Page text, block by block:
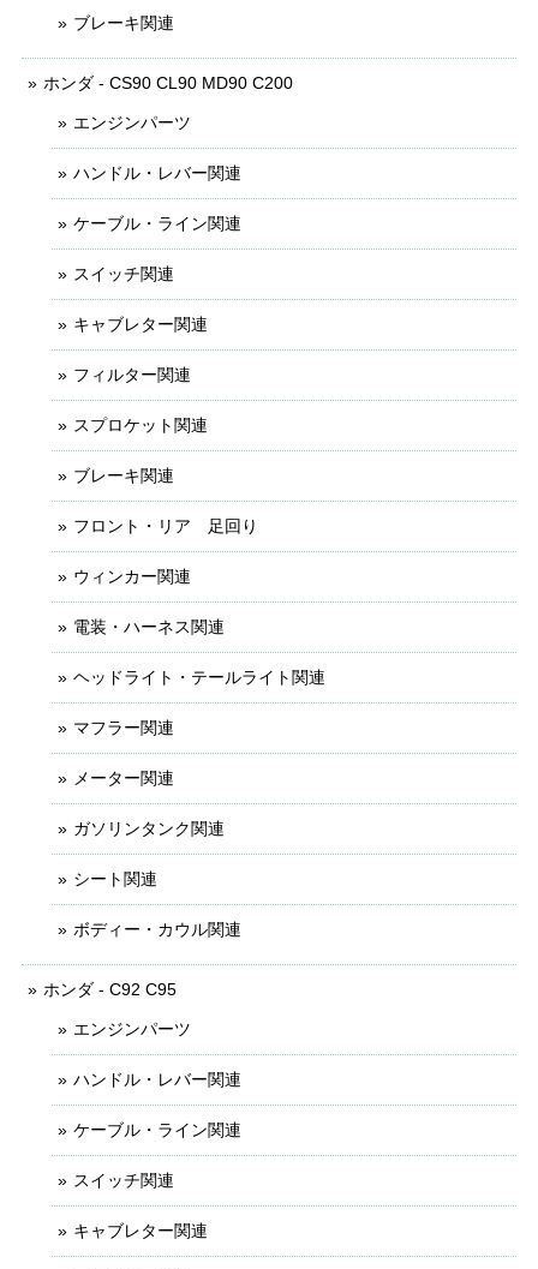
ブレーキ関連
ホンダ - CS90 CL90 MD90 C200
エンジンパーツ
ハンドル・レバー関連
ケーブル・ライン関連
スイッチ関連
キャブレター関連
フィルター関連
スプロケット関連
ブレーキ関連
フロント・リア 足回り
ウィンカー関連
電装・ハーネス関連
ヘッドライト・テールライト関連
マフラー関連
メーター関連
ガソリンタンク関連
シート関連
ボディー・カウル関連
ホンダ - C92 C95
エンジンパーツ
ハンドル・レバー関連
ケーブル・ライン関連
スイッチ関連
キャブレター関連